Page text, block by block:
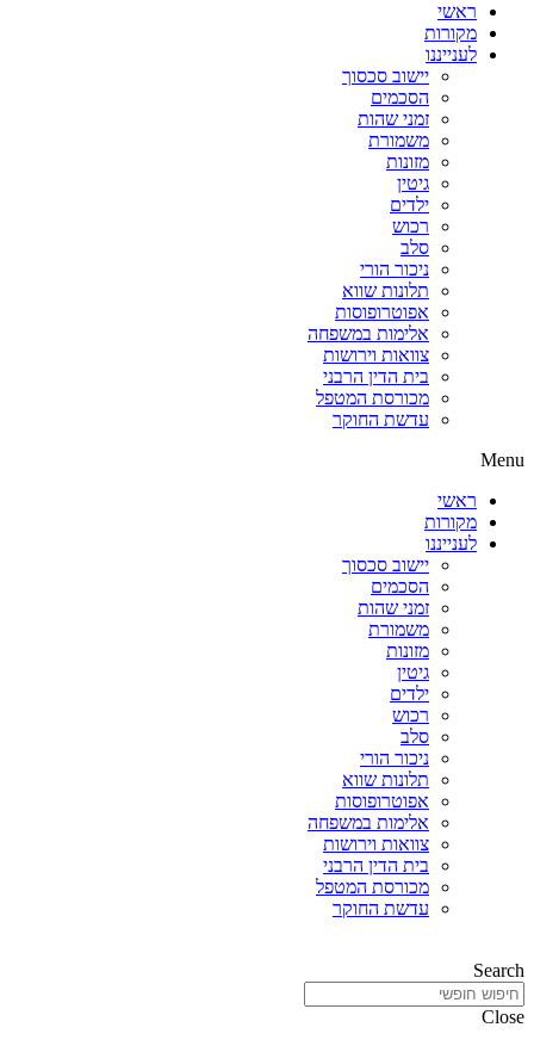
ראשי
מקורות
לענייננו
יישוב סכסוך
הסכמים
זמני שהות
משמורת
מזונות
גיטין
ילדים
רכוש
סלב
ניכור הורי
תלונות שווא
אפוטרופוסות
אלימות במשפחה
צוואות וירושות
בית הדין הרבני
מכורסת המטפל
עדשת החוקר
Menu
ראשי
מקורות
לענייננו
יישוב סכסוך
הסכמים
זמני שהות
משמורת
מזונות
גיטין
ילדים
רכוש
סלב
ניכור הורי
תלונות שווא
אפוטרופוסות
אלימות במשפחה
צוואות וירושות
בית הדין הרבני
מכורסת המטפל
עדשת החוקר
Search
Close